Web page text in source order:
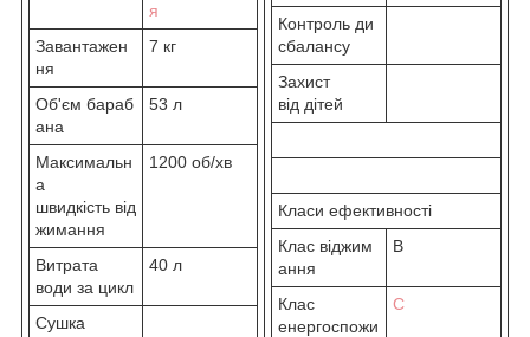
я
Завантажен
ня
7 кг
Об'єм бараб
ана
53 л
Максимальн
а
швидкість від
жимання
1200 об/хв
Витрата
води за цикл
40 л
Сушка
Контроль ди
сбалансу
Захист
від дітей
Класи ефективності
Клас віджим
ання
B
Клас
енергоспожи
C